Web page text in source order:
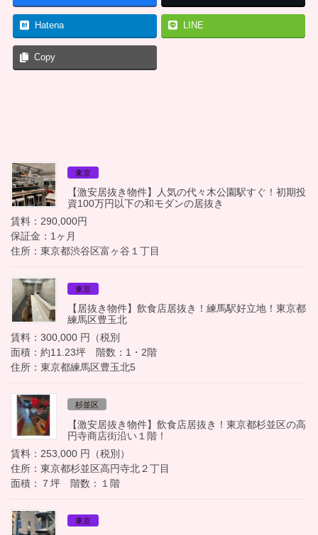
Hatena LINE
Copy
東京
【激安居抜き物件】人気の代々木公園駅すぐ！初期投
資100万円以下の和モダンの居抜き
賃料：290,000円
保証金：1ヶ月
住所：東京都渋谷区富ヶ谷１丁目
東京
【居抜き物件】飲食店居抜き！練馬駅好立地！東京都
練馬区豊玉北
賃料：300,000 円（税別
面積：約11.23坪 階数：1・2階
住所：東京都練馬区豊玉北5
杉並区
【激安居抜き物件】飲食店居抜き！東京都杉並区の高
円寺商店街沿い１階！
賃料：253,000 円（税別）
住所：東京都杉並区高円寺北２丁目
面積：７坪 階数：１階
東京